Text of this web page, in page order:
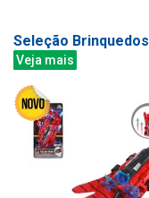
Seleção Brinquedos
Veja mais